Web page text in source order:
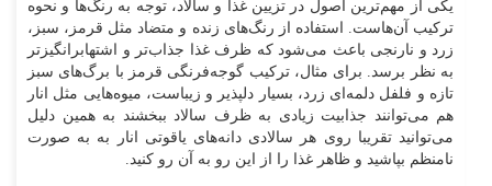
یکی از مهم‌ترین اصول در تزیین غذا و سالاد، توجه به رنگ‌ها و نحوه
ترکیب آن‌هاست. استفاده از رنگ‌های زنده و متضاد مثل قرمز، سبز،
زرد و نارنجی باعث می‌شود که ظرف غذا جذاب‌تر و اشتهابرانگیزتر
به نظر برسد. برای مثال، ترکیب گوجه‌فرنگی قرمز با برگ‌های سبز
تازه و فلفل دلمه‌ای زرد، بسیار دلپذیر و زیباست، میوه‌هایی مثل انار
هم می‌توانند جذابیت زیادی به ظرف سالاد ببخشند به همین دلیل
می‌توانید تقریبا روی هر سالادی دانه‌های یاقوتی انار به به صورت
نامنظم بپاشید و ظاهر غذا را از این رو به آن رو کنید.